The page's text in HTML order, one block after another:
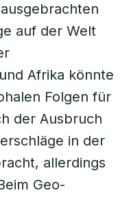
auf der Welt
Afrika könnte
Folgen für
der Ausbruch
in der
allerdings
Geo-